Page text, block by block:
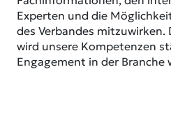
Experten und die
des Verbandes mitzuwirken.
wird unsere Kompetenzen
Engagement in der Branche